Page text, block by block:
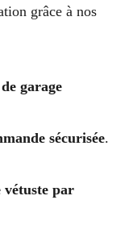
grâce à nos
garage
sécurisée.
vétuste par